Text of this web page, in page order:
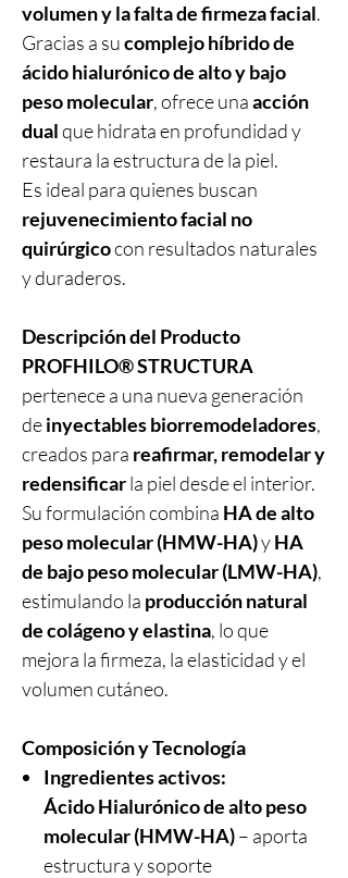
volumen y la falta de firmeza facial.
Gracias a sucomplejo híbrido de
ácido hialurónico de alto y bajo
peso molecular, ofrece unaacción
dualque hidrata en profundidad y
restaura la estructura de la piel.
Es ideal para quienes buscan
rejuvenecimiento facial no
quirúrgicocon resultados naturales
y duraderos.
Descripción del Producto
PROFHILO® STRUCTURA
pertenece a una nueva generación
deinyectables biorremodeladores,
creados para reafirmar, remodelar y
redensificarla piel desde el interior.
Su formulación combina HA de alto
peso molecular (HMW-HA)yHA
de bajo peso molecular (LMW-HA),
estimulando la producción natural
de colágeno y elastina, lo que
mejora la firmeza, la elasticidad y el
volumen cutáneo.
Composición y Tecnología
Ingredientes activos:
Ácido Hialurónico de alto peso
molecular (HMW-HA)– aporta
estructura y soporte